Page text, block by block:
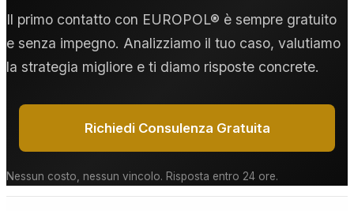
casi complessi diverse settimane. Durante la
consulenza gratuita, i nostri detective forniscono
una stima realistica basata sugli obiettivi specifici
Il primo contatto con EUROPOL® è sempre gratuito
e senza impegno. Analizziamo il tuo caso, valutiamo
la strategia migliore e ti diamo risposte concrete.
Richiedi Consulenza Gratuita
Nessun costo, nessun vincolo. Risposta entro 24 ore.